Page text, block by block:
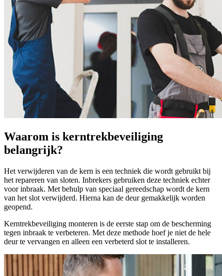
Waarom is kerntrekbeveiliging
belangrijk?
Het verwijderen van de kern is een techniek die wordt gebruikt bij
het repareren van sloten. Inbrekers gebruiken deze techniek echter
voor inbraak. Met behulp van speciaal gereedschap wordt de kern
van het slot verwijderd. Hierna kan de deur gemakkelijk worden
geopend.
Kerntrekbeveiliging monteren is de eerste stap om de bescherming
tegen inbraak te verbeteren. Met deze methode hoef je niet de hele
deur te vervangen en alleen een verbeterd slot te installeren.